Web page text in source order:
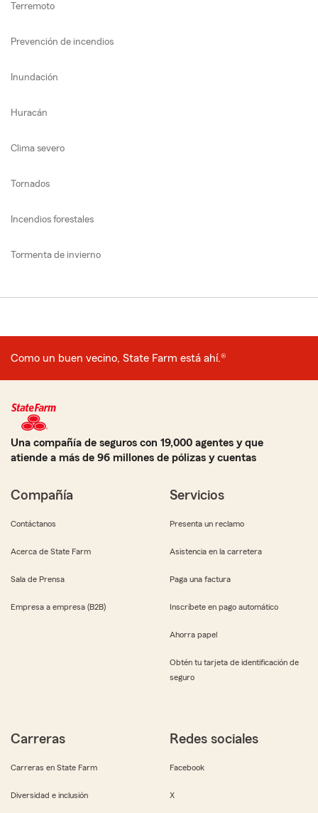
Terremoto
Prevención de incendios
Inundación
Huracán
Clima severo
Tornados
Incendios forestales
Tormenta de invierno
Como un buen vecino, State Farm está ahí.®
Una compañía de seguros con 19,000 agentes y que
atiende a más de 96 millones de pólizas y cuentas
Compañía
Contáctanos
Acerca de State Farm
Sala de Prensa
Empresa a empresa (B2B)
Servicios
Presenta un reclamo
Asistencia en la carretera
Paga una factura
Inscríbete en pago automático
Ahorra papel
Obtén tu tarjeta de identificación de
seguro
Carreras
Carreras en State Farm
Diversidad e inclusión
Redes sociales
Facebook
X